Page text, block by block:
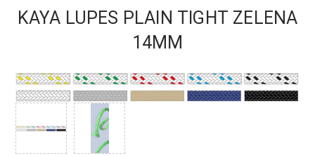
KAYA LUPES PLAIN TIGHT ZELENA
14MM